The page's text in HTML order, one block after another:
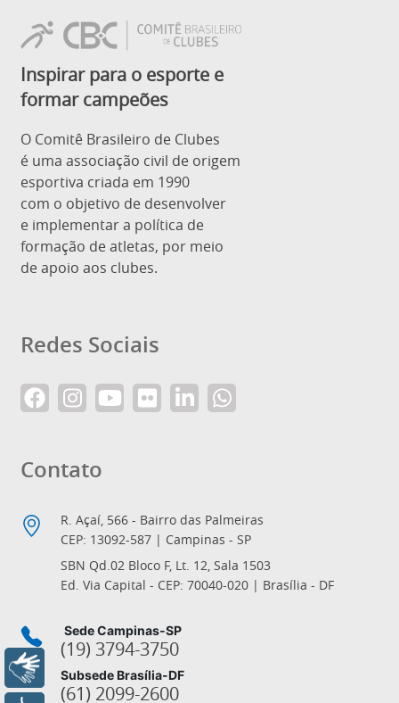
Inspirar para o esporte e
formar campeões
O Comitê Brasileiro de Clubes
é uma associação civil de origem
esportiva criada em 1990
com o objetivo de desenvolver
e implementar a política de
formação de atletas, por meio
de apoio aos clubes.
Redes Sociais
Contato
R. Açaí, 566 - Bairro das Palmeiras
CEP: 13092-587 | Campinas - SP
SBN Qd.02 Bloco F, Lt. 12, Sala 1503
Ed. Via Capital - CEP: 70040-020 | Brasília - DF
Sede Campinas-SP
(19) 3794-3750
Subsede Brasília-DF
(61) 2099-2600
Libras